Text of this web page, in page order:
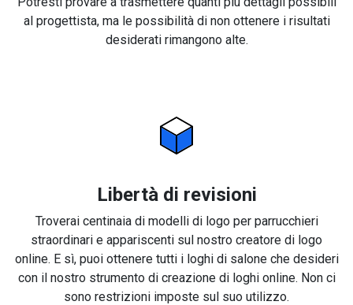
al progettista, ma le possibilità di non ottenere i risultati
desiderati rimangono alte.
Libertà di revisioni
Troverai centinaia di modelli di logo per parrucchieri
straordinari e appariscenti sul nostro creatore di logo
online. E sì, puoi ottenere tutti i loghi di salone che desideri
con il nostro strumento di creazione di loghi online. Non ci
sono restrizioni imposte sul suo utilizzo.